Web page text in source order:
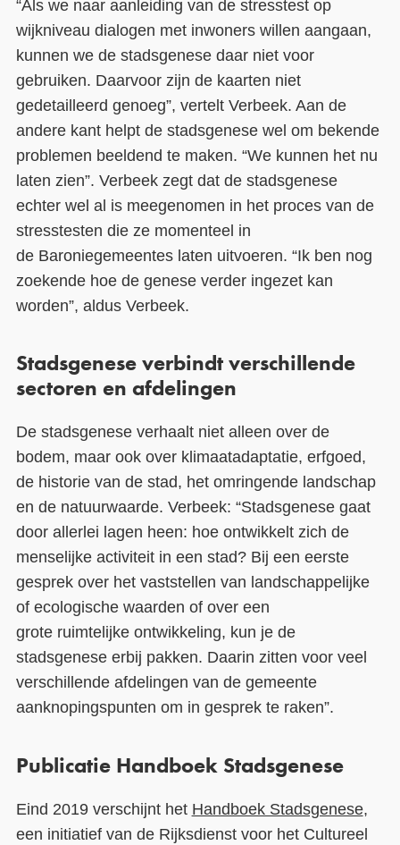
“Als we naar aanleiding van de stresstest op
wijkniveau dialogen met inwoners willen aangaan,
kunnen we de stadsgenese daar niet voor
gebruiken. Daarvoor zijn de kaarten niet
gedetailleerd genoeg”, vertelt Verbeek. Aan de
andere kant helpt de stadsgenese wel om bekende
problemen beeldend te maken. “We kunnen het nu
laten zien”. Verbeek zegt dat de stadsgenese
echter wel al is meegenomen in het proces van de
stresstesten die ze momenteel in
de Baroniegemeenteslaten uitvoeren. “Ik ben nog
zoekende hoe de genese verder ingezet kan
worden”, aldus Verbeek.
Stadsgenese verbindt verschillende
sectoren en afdelingen
De stadsgenese verhaalt niet alleen over de
bodem, maar ook over klimaatadaptatie, erfgoed,
de historie van de stad, het omringende landschap
en de natuurwaarde. Verbeek: “Stadsgenese gaat
door allerlei lagen heen: hoe ontwikkelt zich de
menselijke activiteit in een stad? Bij een eerste
gesprek overhet vaststellen van landschappelijke
of ecologische waarden of over een
grote ruimtelijke ontwikkeling, kun je de
stadsgenese erbij pakken. Daarin zitten voor veel
verschillende afdelingen van de gemeente
aanknopingspunten om in gesprek te raken”.
Publicatie Handboek Stadsgenese
Eind 2019 verschijnt het Handboek Stadsgenese,
een initiatief van de Rijksdienst voor het Cultureel